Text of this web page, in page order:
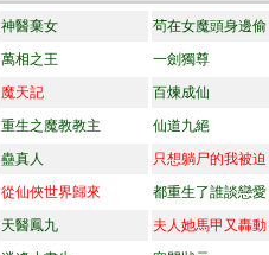
神醫棄女
茍在女魔頭身邊偷
萬相之王
一劍獨尊
魔天記
百煉成仙
重生之魔教教主
仙道九絕
蠱真人
只想躺尸的我被迫
從仙俠世界歸來
都重生了誰談戀愛
天醫鳳九
夫人她馬甲又轟動